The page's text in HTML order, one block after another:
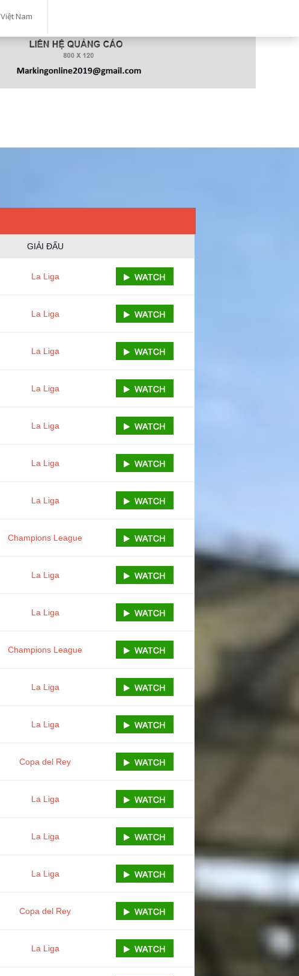
Việt Nam
GIẢI ĐẤU
La Liga
La Liga
La Liga
La Liga
La Liga
La Liga
La Liga
Champions League
La Liga
La Liga
Champions League
La Liga
La Liga
Copa del Rey
La Liga
La Liga
La Liga
Copa del Rey
La Liga